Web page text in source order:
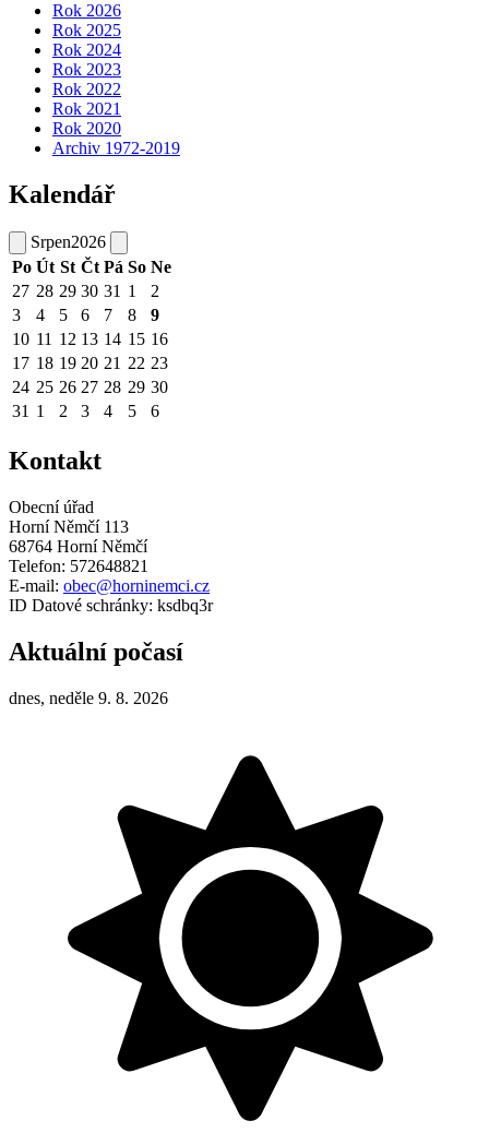
Rok 2026
Rok 2025
Rok 2024
Rok 2023
Rok 2022
Rok 2021
Rok 2020
Archiv 1972-2019
Kalendář
Srpen2026
Po Út St Čt Pá So Ne
27 28 29 30 31 1
2
3
4 5 6 7 8
9
10 11 12 13 14 15 16
17 18 19 20 21 22 23
24 25 26 27 28 29 30
31 1 2 3 4 5 6
Kontakt
Obecní úřad
Horní Němčí 113
68764 Horní Němčí
Telefon: 572648821
E-mail: obec@horninemci.cz
ID Datové schránky: ksdbq3r
Aktuální počasí
dnes, neděle 9. 8. 2026